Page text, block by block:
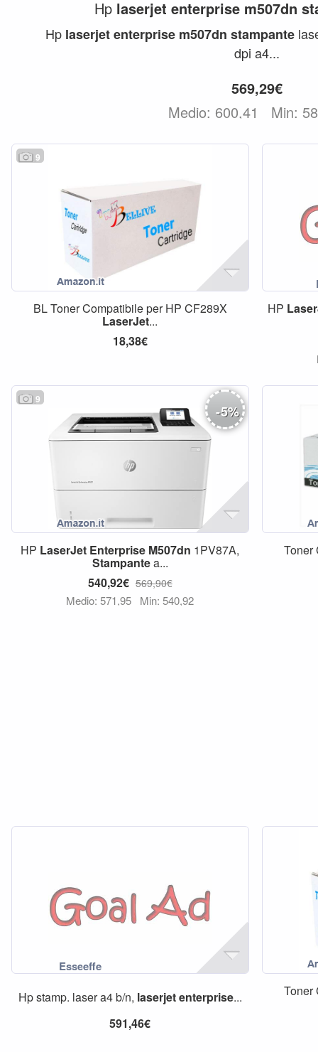
Hp laserjet enterprise m507dn
Hp laserjet enterprise m507dn stampante
dpi a4...
569,29€
Medio: 600,41
Min:
9
BL Toner Compatibile per HP CF289X
LaserJet...
18,38€
HP
9
-5%
HP LaserJet Enterprise M507dn 1PV87A,
Stampantea...
540,92€ 569,90€
Medio: 571,95 Min: 540,92
Toner
Hp stamp. laser a4 b/n, laserjetenterprise...
591,46€
Toner